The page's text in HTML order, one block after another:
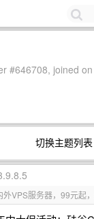
#646708, joined
切换主题列表
VPS服务器，99元起